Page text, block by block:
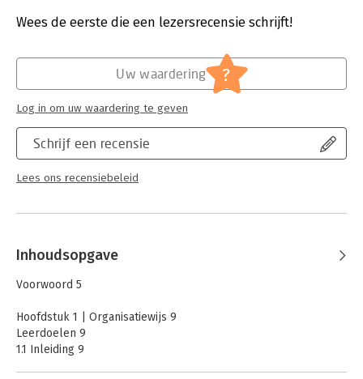
Verschijningsdatum:
23-8-2021
Juridische beroepen (onderwijs,
beroepsuitoefening
Serie:
Wees de eerste die een lezersrecensie schrijft!
Schrijf een recensie
Lees ons recensiebeleid
Uw waardering ?
Log in om uw waardering te geven
Inhoudsopgave
Voorwoord 5
Hoofdstuk 1 | Organisatiewijs 9
Leerdoelen 9
1.1 Inleiding 9